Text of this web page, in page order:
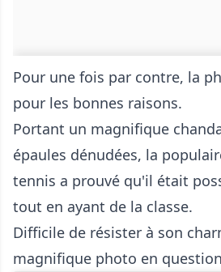
Pour une fois par contre, la
pour les bonnes raisons.
Portant un magnifique
épaules dénudées, la
tennis a prouvé qu'il était
tout en ayant de la classe.
Difficile de résister à son
magnifique photo en